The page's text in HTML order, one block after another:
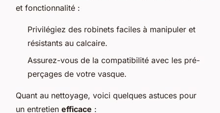
et fonctionnalité :
Privilégiez des robinets faciles à manipuler et
résistants au calcaire.
Assurez-vous de la compatibilité avec les pré-
perçages de votre vasque.
Quant au nettoyage, voici quelques astuces pour
un entretien efficace :